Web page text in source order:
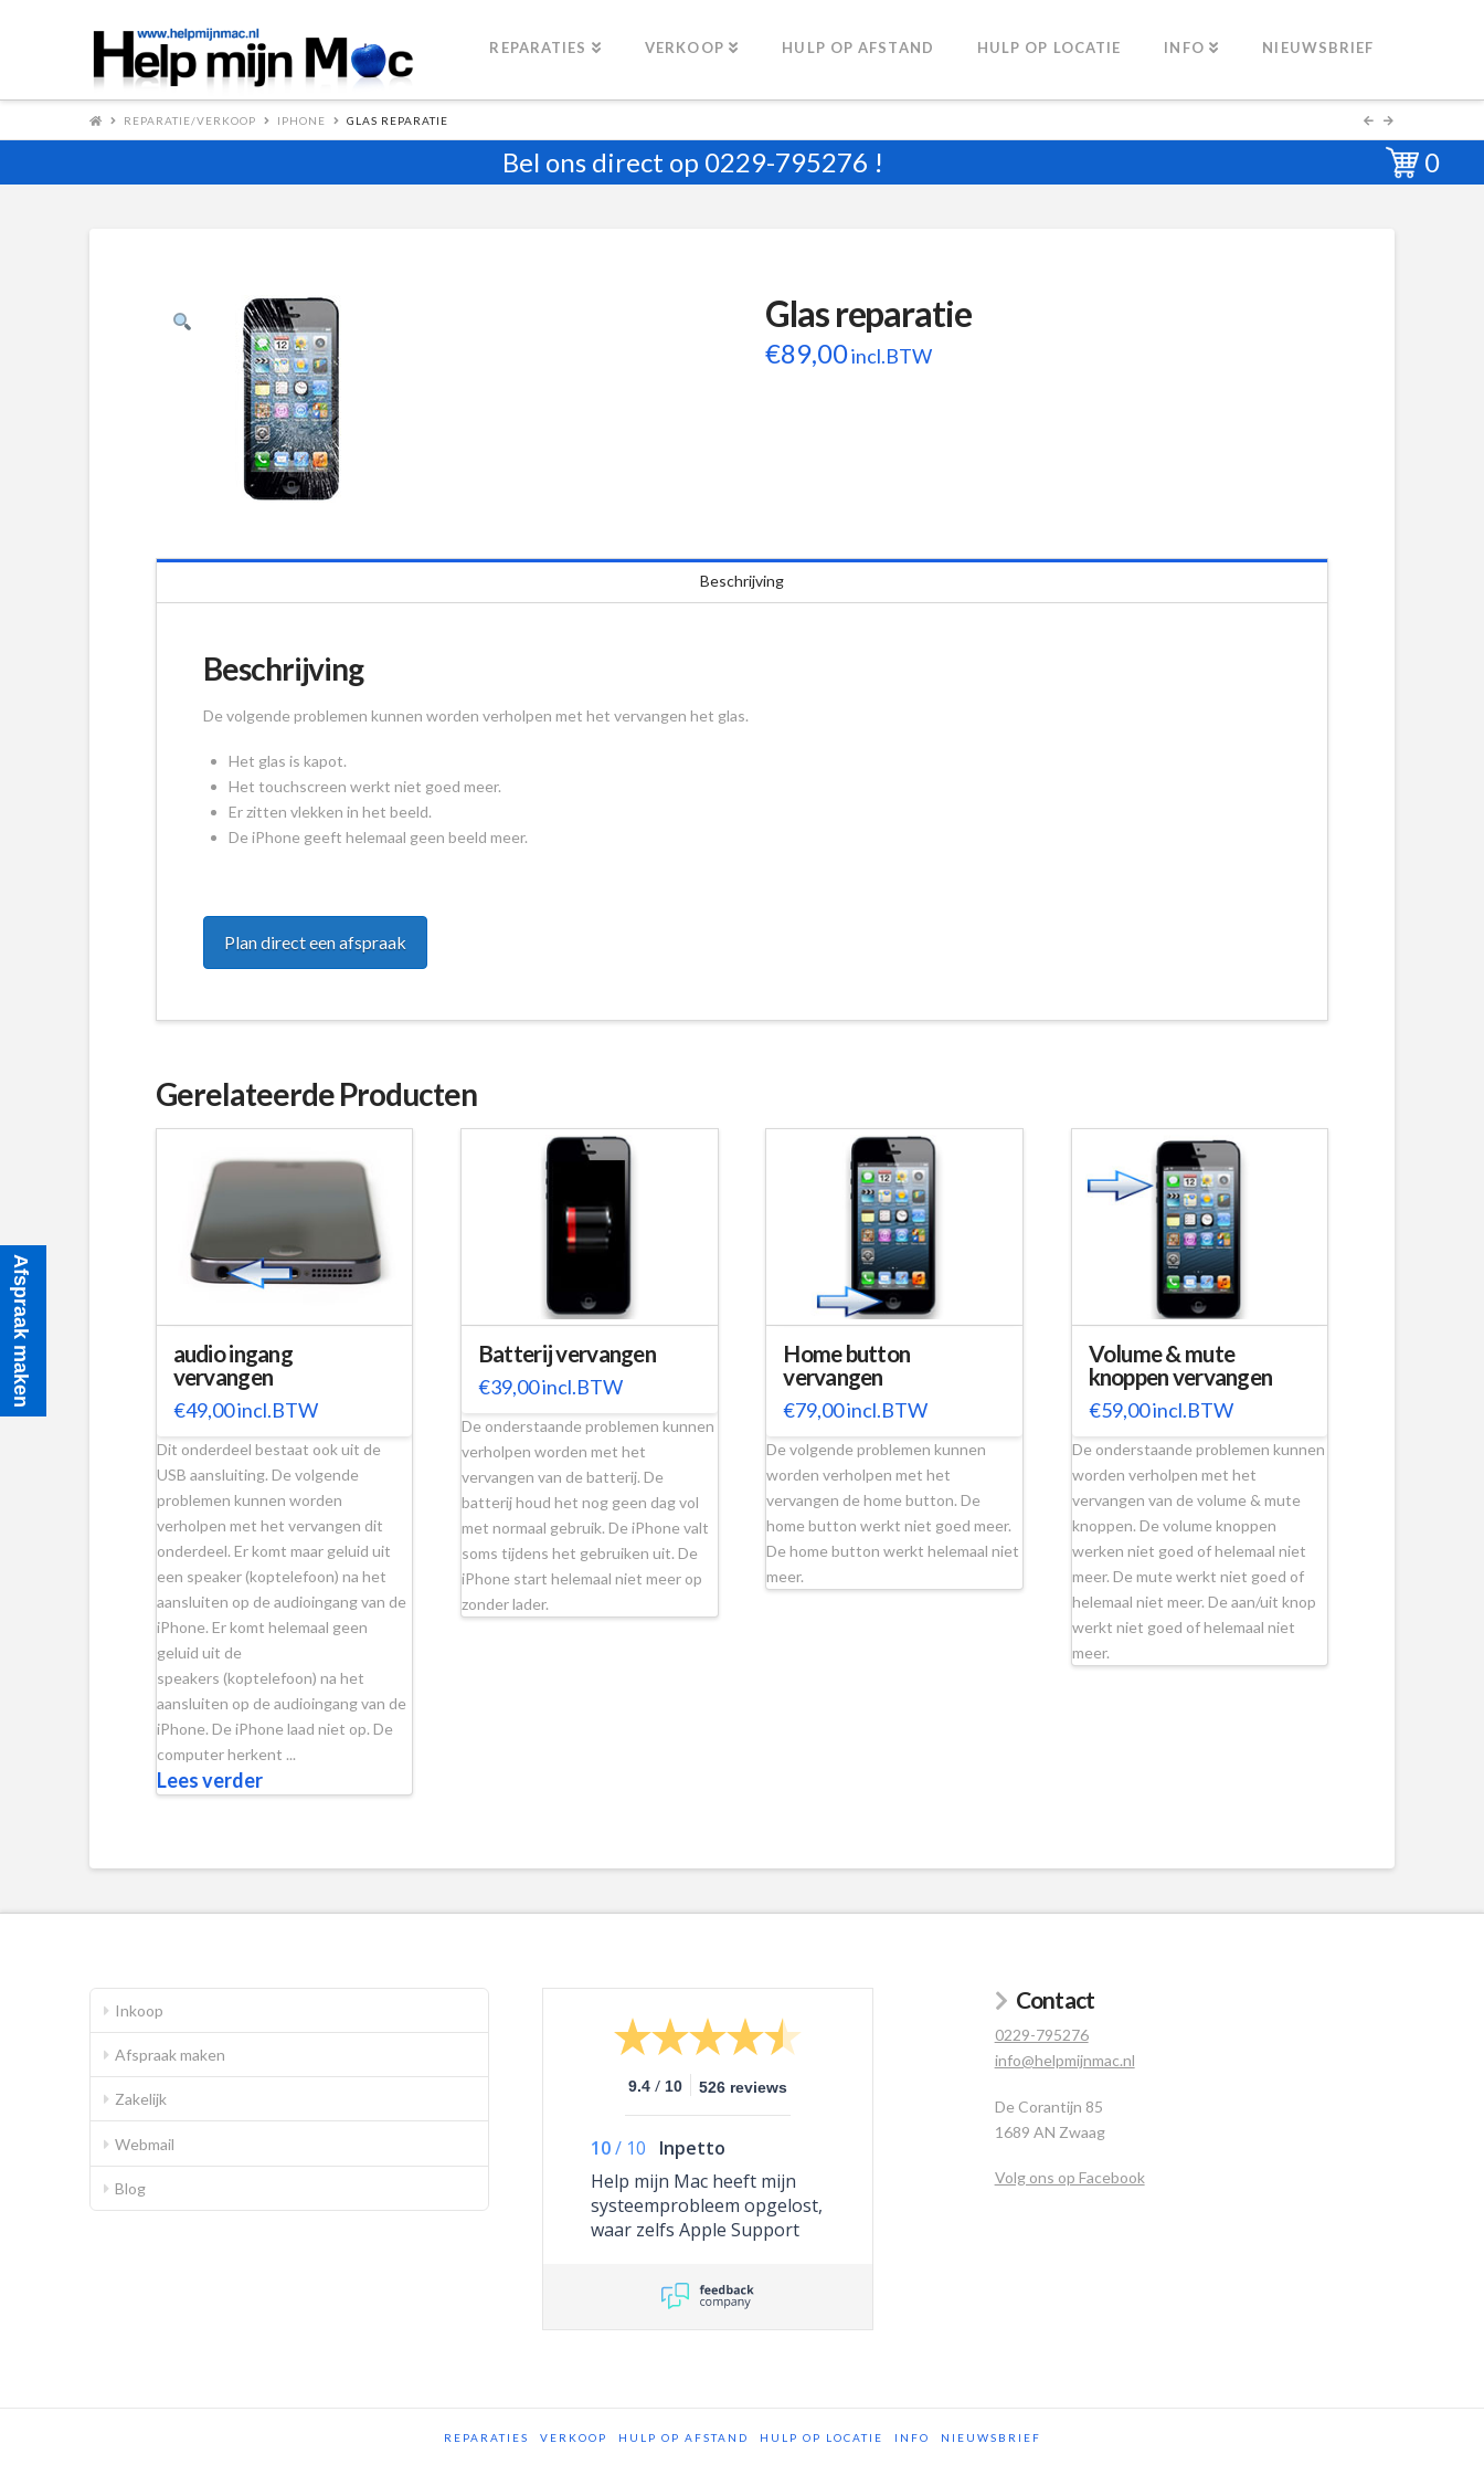
REPARATIES VERKOOP HULP OP AFSTAND HULP OP LOCATIE INFO NIEUWSBRIEF
REPARATIE/VERKOOP IPHONE GLAS REPARATIE
Bel ons direct op 0229-795276 ! 0
Glas reparatie
€89,00incl.BTW
Beschrijving
Beschrijving
De volgende problemen kunnen worden verholpen met het vervangen het glas.
Het glas is kapot.
Het touchscreen werkt niet goed meer.
Er zitten vlekken in het beeld.
De iPhone geeft helemaal geen beeld meer.
Plan direct een afspraak
Gerelateerde Producten
audio ingang
vervangen
€49,00incl.BTW
Dit onderdeel bestaat ook uit de
USB aansluiting. De volgende
problemen kunnen worden
verholpen met het vervangen dit
onderdeel. Er komt maar geluid uit
een speaker (koptelefoon) na het
aansluiten op de audioingang van de
iPhone. Er komt helemaal geen
geluid uit de
speakers (koptelefoon) na het
aansluiten op de audioingang van de
iPhone. De iPhone laad niet op. De
computer herkent ...
Lees verder
Batterij vervangen
€39,00incl.BTW
De onderstaande problemen kunnen
verholpen worden met het
vervangen van de batterij. De
batterij houd het nog geen dag vol
met normaal gebruik. De iPhone valt
soms tijdens het gebruiken uit. De
iPhone start helemaal niet meer op
zonder lader.
Home button
vervangen
€79,00incl.BTW
De volgende problemen kunnen
worden verholpen met het
vervangen de home button. De
home button werkt niet goed meer.
De home button werkt helemaal niet
meer.
Volume & mute
knoppen vervangen
€59,00incl.BTW
De onderstaande problemen kunnen
worden verholpen met het
vervangen van de volume & mute
knoppen. De volume knoppen
werken niet goed of helemaal niet
meer. De mute werkt niet goed of
helemaal niet meer. De aan/uit knop
werkt niet goed of helemaal niet
meer.
Inkoop
Afspraak maken
Zakelijk
Webmail
Blog
9.4 / 10 526 reviews
10/ 10
Inpetto
Help mijn Mac heeft mijn
systeemprobleem opgelost,
waar zelfs Apple Support
Contact
0229-795276
info@helpmijnmac.nl
De Corantijn 85
1689 AN Zwaag
Volg ons op Facebook
REPARATIES VERKOOP HULP OP AFSTAND HULP OP LOCATIE INFO NIEUWSBRIEF
Afspraak maken